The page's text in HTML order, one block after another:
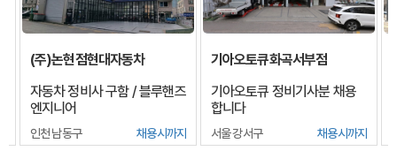
(주)논현점현대자동차
자동차 정비사 구함 / 블루핸즈
엔지니어
인천 남동구 채용시까지
기아오토큐화곡서부점
기아오토큐 정비기사분 채용
합니다
서울 강서구 채용시까지